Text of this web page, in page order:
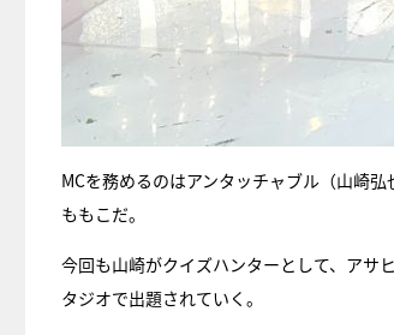
MCを務めるのはアンタッチャブル（山崎
ももこだ。
今回も山崎がクイズハンターとして、アサ
タジオで出題されていく。